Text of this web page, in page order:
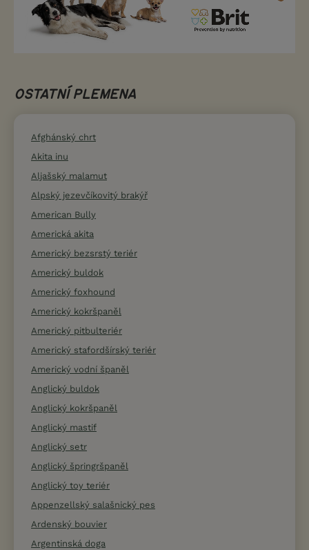
OSTATNÍ PLEMENA
Afghánský chrt
Akita inu
Aljašský malamut
Alpský jezevčíkovitý brakýř
American Bully
Americká akita
Americký bezsrstý teriér
Americký buldok
Americký foxhound
Americký kokršpaněl
Americký pitbulteriér
Americký stafordšírský teriér
Americký vodní španěl
Anglický buldok
Anglický kokršpaněl
Anglický mastif
Anglický setr
Anglický špringršpaněl
Anglický toy teriér
Appenzellský salašnický pes
Ardenský bouvier
Argentinská doga